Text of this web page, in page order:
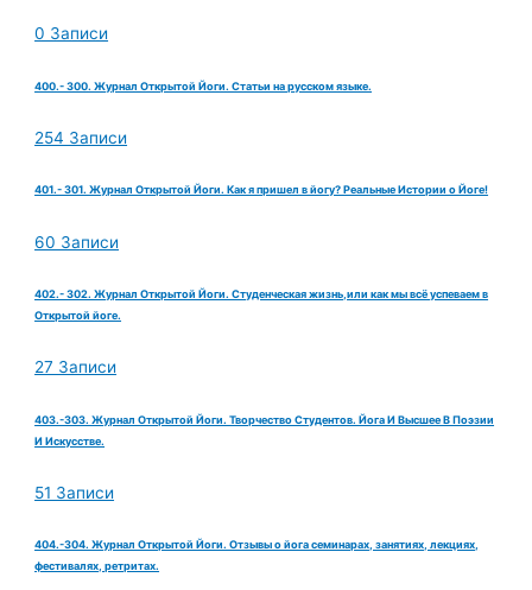
0 Записи
400.- 300. Журнал Открытой Йоги. Статьи на русском языке.
254 Записи
401.- 301. Журнал Открытой Йоги. Как я пришел в йогу? Реальные Истории о Йоге!
60 Записи
402.- 302. Журнал Открытой Йоги. Студенческая жизнь,или как мы всё успеваем в
Открытой йоге.
27 Записи
403.-303. Журнал Открытой Йоги. Творчество Студентов. Йога И Высшее В Поэзии
И Искусстве.
51 Записи
404.-304. Журнал Открытой Йоги. Отзывы о йога семинарах, занятиях, лекциях,
фестивалях, ретритах.